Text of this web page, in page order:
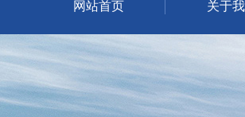
网站首页 关于